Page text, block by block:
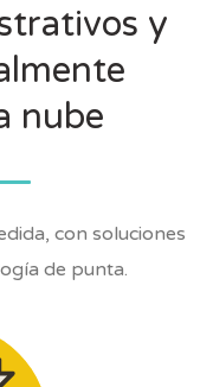
y
nube
con soluciones
de punta.